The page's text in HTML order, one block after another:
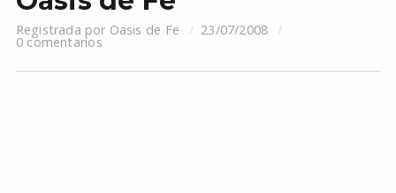
Registrada por Oasis de Fe 23/07/2008
0 comentarios